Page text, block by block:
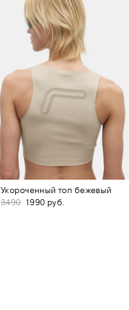
Укороченный топ бежевый
3490 1990 руб.